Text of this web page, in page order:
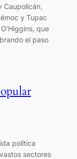
Caupolicán,
y Tupac
que
el paso
política
sectores